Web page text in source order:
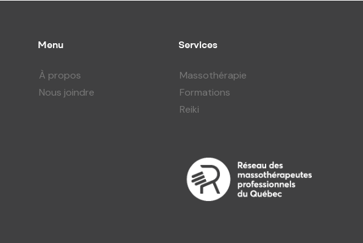
Menu
À propos
Nous joindre
Services
Massothérapie
Formations
Reiki